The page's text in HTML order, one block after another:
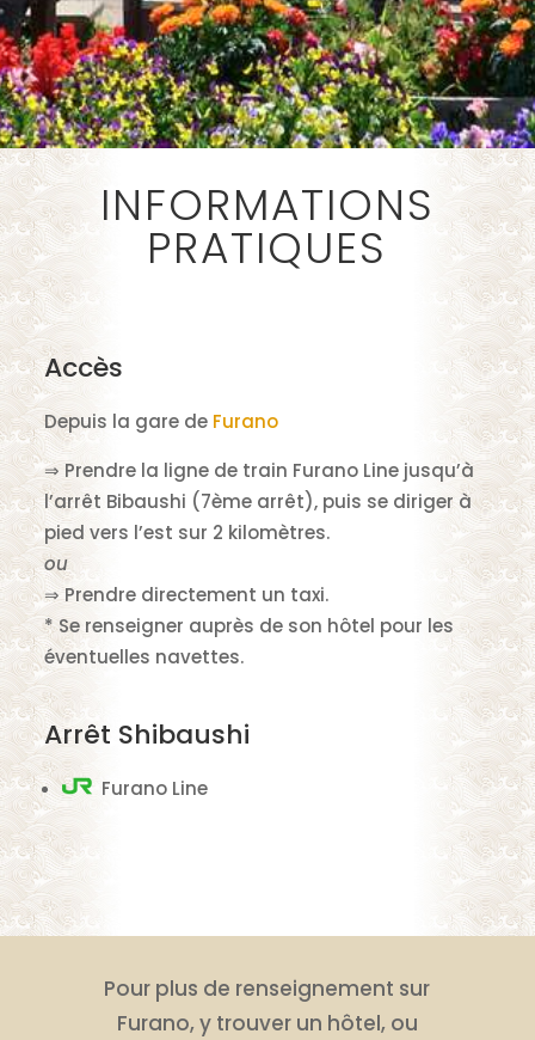
INFORMATIONS
PRATIQUES
Accès
Depuis la gare de Furano
⇒ Prendre la ligne de train Furano Line jusqu’à
l’arrêt Bibaushi (7ème arrêt), puis se diriger à
pied vers l’est sur 2 kilomètres.
ou
⇒ Prendre directement un taxi.
* Se renseigner auprès de son hôtel pour les
éventuelles navettes.
Arrêt Shibaushi
Furano Line
Pour plus de renseignement sur
Furano, y trouver un hôtel, ou